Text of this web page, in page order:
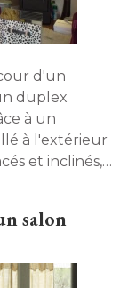
d'un
duplex
à un
à l'extérieur
et inclinés,
salon